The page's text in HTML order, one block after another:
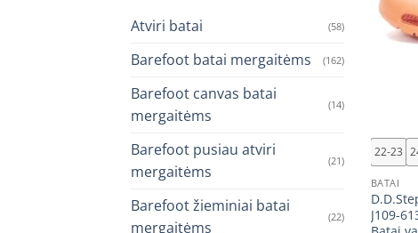
Atviri batai (58)
Barefoot batai mergaitėms (162)
Barefoot canvas batai
mergaitėms
(14)
Barefoot pusiau atviri
mergaitėms
(21)
Barefoot žieminiai batai
mergaitėms
(22)
22-23
BATAI
J109-